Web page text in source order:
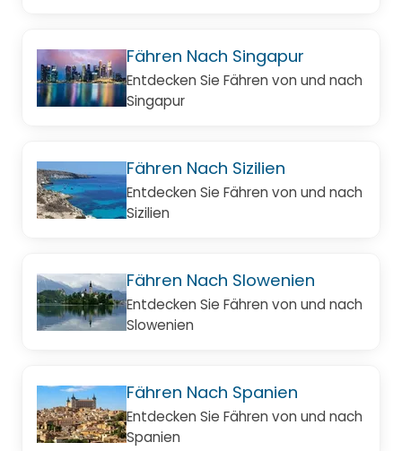
Fähren Nach Singapur
Entdecken Sie Fähren von und nach
Singapur
Fähren Nach Sizilien
Entdecken Sie Fähren von und nach
Sizilien
Fähren Nach Slowenien
Entdecken Sie Fähren von und nach
Slowenien
Fähren Nach Spanien
Entdecken Sie Fähren von und nach
Spanien